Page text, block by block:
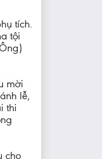
tích.
tội
mời
lễ,
thi
cho